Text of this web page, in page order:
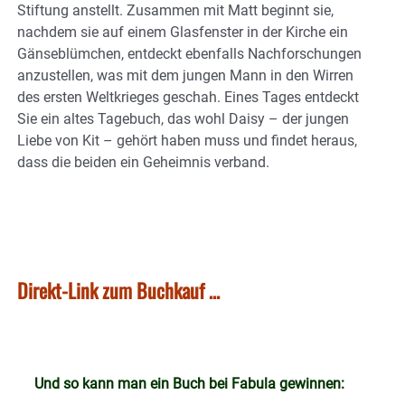
Stiftung anstellt. Zusammen mit Matt beginnt sie,
nachdem sie auf einem Glasfenster in der Kirche ein
Gänseblümchen, entdeckt ebenfalls Nachforschungen
anzustellen, was mit dem jungen Mann in den Wirren
des ersten Weltkrieges geschah. Eines Tages entdeckt
Sie ein altes Tagebuch, das wohl Daisy – der jungen
Liebe von Kit – gehört haben muss und findet heraus,
dass die beiden ein Geheimnis verband.
Direkt-Link zum Buchkauf …
Und so kann man ein Buch bei Fabula gewinnen: